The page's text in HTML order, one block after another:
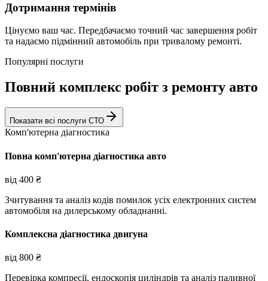
Дотримання термінів
Цінуємо ваш час. Передбачаємо точний час завершення робіт
та надаємо підмінний автомобіль при тривалому ремонті.
Популярні послуги
Повний комплекс робіт з ремонту авто
Показати всі послуги СТО
Комп'ютерна діагностика
Повна комп'ютерна діагностика авто
від 400 ₴
Зчитування та аналіз кодів помилок усіх електронних систем
автомобіля на дилерському обладнанні.
Комплексна діагностика двигуна
від 800 ₴
Перевірка компресії, ендоскопія циліндрів та аналіз паливної